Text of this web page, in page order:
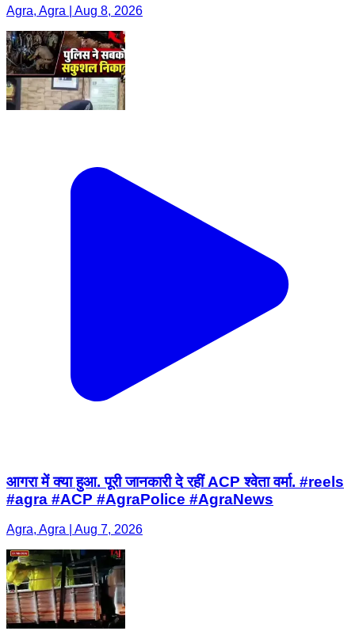
Agra, Agra | Aug 8, 2026
आगरा में क्या हुआ. पूरी जानकारी दे रहीं ACP श्वेता वर्मा. #reels
#agra #ACP #AgraPolice #AgraNews
Agra, Agra | Aug 7, 2026